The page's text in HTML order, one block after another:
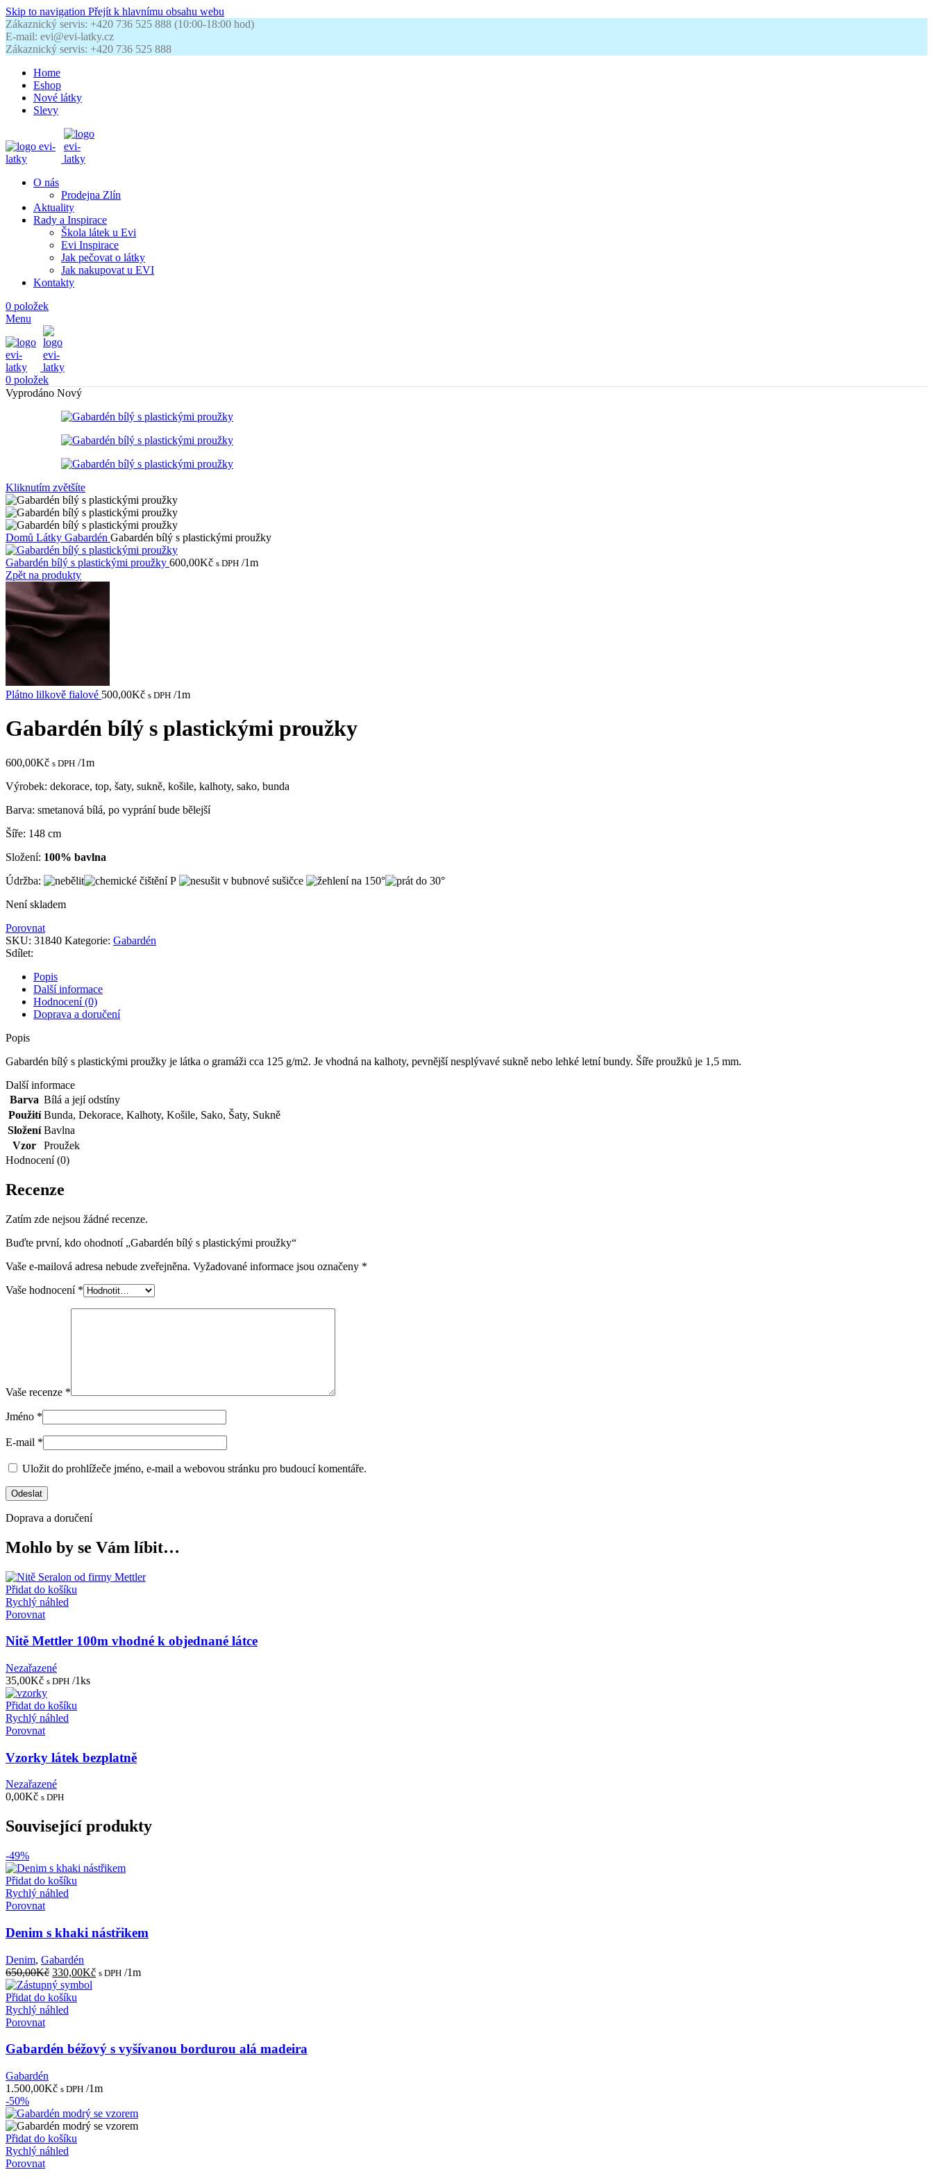
Skip to navigation Přejít k hlavnímu obsahu webu
Zákaznický servis: +420 736 525 888 (10:00-18:00 hod)
E-mail: evi@evi-latky.cz
Zákaznický servis: +420 736 525 888
Home
Eshop
Nové látky
Slevy
O nás
Prodejna Zlín
Aktuality
Rady a Inspirace
Škola látek u Evi
Evi Inspirace
Jak pečovat o látky
Jak nakupovat u EVI
Kontakty
0 položek
Menu
0 položek
Vyprodáno Nový
Kliknutím zvětšíte
Domů Látky Gabardén Gabardén bílý s plastickými proužky
Gabardén bílý s plastickými proužky 600,00Kč s DPH /1m
Zpět na produkty
Plátno lilkově fialové 500,00Kč s DPH /1m
Gabardén bílý s plastickými proužky
600,00Kč s DPH /1m
Výrobek: dekorace, top, šaty, sukně, košile, kalhoty, sako, bunda
Barva: smetanová bílá, po vyprání bude bělejší
Šíře: 148 cm
Složení: 100% bavlna
Údržba:
Není skladem
Porovnat
SKU: 31840 Kategorie: Gabardén
Sdílet:
Popis
Další informace
Hodnocení (0)
Doprava a doručení
Popis
Gabardén bílý s plastickými proužky je látka o gramáži cca 125 g/m2. Je vhodná na kalhoty, pevnější nesplývavé sukně nebo lehké letní bundy. Šíře proužků je 1,5 mm.
Další informace
Barva Bílá a její odstíny
Použití Bunda, Dekorace, Kalhoty, Košile, Sako, Šaty, Sukně
Složení Bavlna
Vzor
Proužek
Hodnocení (0)
Recenze
Zatím zde nejsou žádné recenze.
Buďte první, kdo ohodnotí „Gabardén bílý s plastickými proužky“
Vaše e-mailová adresa nebude zveřejněna. Vyžadované informace jsou označeny *
Vaše hodnocení *
Vaše recenze *
Jméno *
E-mail *
Uložit do prohlížeče jméno, e-mail a webovou stránku pro budoucí komentáře.
Doprava a doručení
Mohlo by se Vám líbit…
Přidat do košíku
Rychlý náhled
Porovnat
Nitě Mettler 100m vhodné k objednané látce
Nezařazené
35,00Kč s DPH /1ks
Přidat do košíku
Rychlý náhled
Porovnat
Vzorky látek bezplatně
Nezařazené
0,00Kč s DPH
Související produkty
-49%
Přidat do košíku
Rychlý náhled
Porovnat
Denim s khaki nástřikem
Denim, Gabardén
650,00Kč Původní
cena
byla:
650,00Kč.
330,00KčAktuální
s DPH /1m
Přidat do košíku
Rychlý náhled
Porovnat
Gabardén béžový s vyšívanou bordurou alá madeira
Gabardén
1.500,00Kč s DPH /1m
-50%
Přidat do košíku
Rychlý náhled
Porovnat